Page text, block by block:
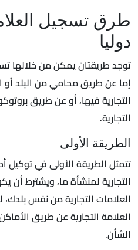
طرق تسجيل
دوليا
توجد طريقتان يمكن من خلالها
إما عن طريق محامي من البلد أو
التجارية فيها، أو عن طريق
التجارية.
الطريقة الأولى
تتمثل الطريقة الأولى في توكيل
التجارية لمنشأة ما، ويشترط
العلامات التجارية من نفس
العلامة التجارية عن طريق
الشأن.